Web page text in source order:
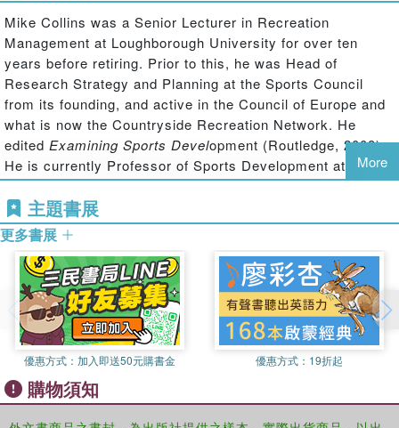
Mike Collins was a Senior Lecturer in Recreation
Management at Loughborough University for over ten
years before retiring. Prior to this, he was Head of
Research Strategy and Planning at the Sports Council
from its founding, and active in the Council of Europe and
what is now the Countryside Recreation Network. He
edited Examining Sports Development (Routledge, 2008).
He is currently Professor of Sports Development at the
University of Gloucestershire, and still active in the new
Chartered Institute for the Management of Sport and
Physical Activity.
Tess Kay lectured at Loughborough and researched in
women and youth sport; edited
Fathering through Sport
and Leisure( Routledge, 2009), and is now Professor of
Sport & Social Sciences at Brunel University, where she
founded and directs the Centre for Sport Health and
Wellbeing. She is co-authoring
Localizing global sport for
Development
More
主題書展
更多書展
優惠方式： 加入即送50元購書金 優惠方式： 19折起
購物須知